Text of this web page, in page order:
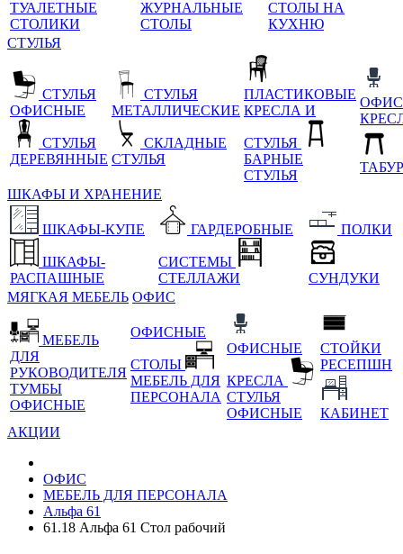
ТУАЛЕТНЫЕ
СТОЛИКИ
ЖУРНАЛЬНЫЕ
СТОЛЫ
СТОЛЫ НА
КУХНЮ
СТУЛЬЯ
СТУЛЬЯ
ОФИСНЫЕ
СТУЛЬЯ
ДЕРЕВЯННЫЕ
СТУЛЬЯ
МЕТАЛЛИЧЕСКИЕ
СКЛАДНЫЕ
СТУЛЬЯ
ПЛАСТИКОВЫЕ
КРЕСЛА И
СТУЛЬЯ
БАРНЫЕ
СТУЛЬЯ
ШКАФЫ И ХРАНЕНИЕ
ШКАФЫ-КУПЕ
ШКАФЫ-
РАСПАШНЫЕ
ГАРДЕРОБНЫЕ
СИСТЕМЫ
СТЕЛЛАЖИ
ПОЛКИ
СУНДУКИ
МЯГКАЯ МЕБЕЛЬ ОФИС
МЕБЕЛЬ
ДЛЯ
РУКОВОДИТЕЛЯ
ТУМБЫ
ОФИСНЫЕ
ОФИСНЫЕ
СТОЛЫ
МЕБЕЛЬ ДЛЯ
ПЕРСОНАЛА
ОФИСНЫЕ
КРЕСЛА
СТУЛЬЯ
ОФИСНЫЕ
СТОЙКИ
РЕСЕПШН
КАБИНЕТ
АКЦИИ
ОФИС
МЕБЕЛЬ ДЛЯ ПЕРСОНАЛА
Альфа 61
61.18 Альфа 61 Стол рабочий